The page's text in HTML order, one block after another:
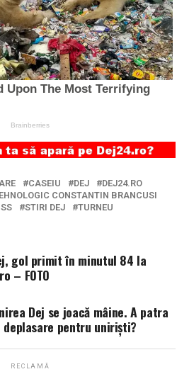
CASEIU DEJ
DEJ24.RO
CONSTANTIN BRANCUSI
STIRI DEJ
TURNEU
gol primit în minutul 84 la
– FOTO
Dej se joacă mâine. A patra
pentru uniriști?
RECLAMĂ